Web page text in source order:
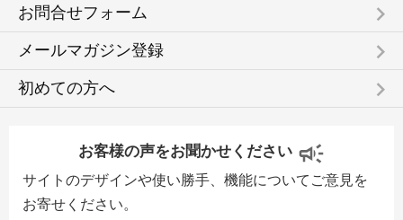
お問合せフォーム keyboard_arrow_right
メールマガジン登録 keyboard_arrow_right
初めての方へ keyboard_arrow_right
お客様の声をお聞かせください
サイトのデザインや使い勝手、機能についてご意見を
お寄せください。